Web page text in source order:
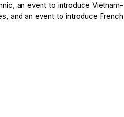
an event to introduce Vietnam-
and an event to introduce French